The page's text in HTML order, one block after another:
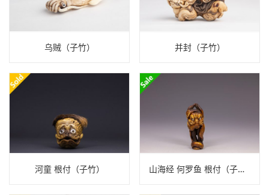
乌贼（子竹） 并封（子竹）
河童 根付（子竹） 山海经 何罗鱼 根付（子竹）